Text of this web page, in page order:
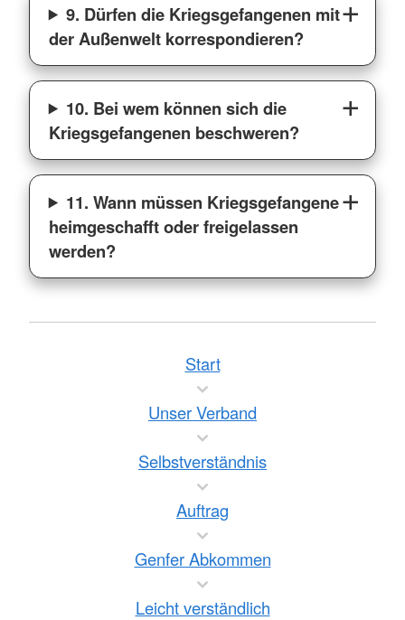
9. Dürfen die Kriegsgefangenen mit
der Außenwelt korrespondieren?
10. Bei wem können sich die
Kriegsgefangenen beschweren?
11. Wann müssen Kriegsgefangene
heimgeschafft oder freigelassen
werden?
Start
Unser Verband
Selbstverständnis
Auftrag
Genfer Abkommen
Leicht verständlich